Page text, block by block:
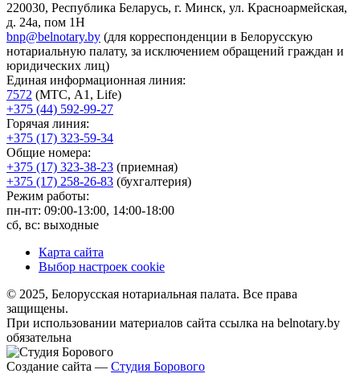
220030, Республика Беларусь, г. Минск, ул. Красноармейская,
д. 24а, пом 1Н
bnp@belnotary.by (для корреспонденции в Белорусскую
нотариальную палату, за исключением обращений граждан и
юридических лиц)
Единая информационная линия:
7572 (МТС, A1, Life)
+375 (44) 592-99-27
Горячая линия:
+375 (17) 323-59-34
Общие номера:
+375 (17) 323-38-23 (приемная)
+375 (17) 258-26-83 (бухгалтерия)
Режим работы:
пн-пт: 09:00-13:00, 14:00-18:00
сб, вс: выходные
Карта сайта
Выбор настроек cookie
© 2025, Белорусская нотариальная палата. Все права
защищены.
При использовании материалов сайта ссылка на belnotary.by
обязательна
Создание сайта — Студия Борового